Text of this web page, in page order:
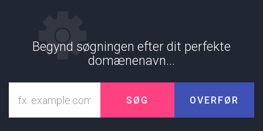
Begynd søgningen efter dit perfekte
domænenavn...